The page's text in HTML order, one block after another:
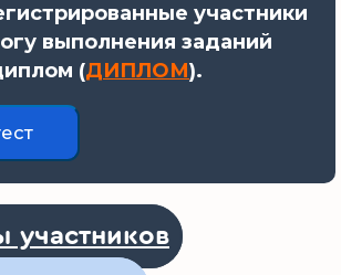
участники
выполнения заданий
(ДИПЛОМ).
участников